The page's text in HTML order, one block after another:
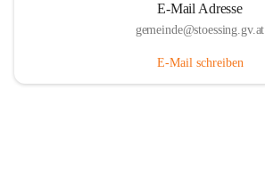
E-Mail Adresse
gemeinde@stoessing.gv.at
E-Mail schreiben